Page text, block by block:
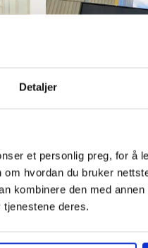
Detaljer
et personlig preg, for å
hvordan du bruker
kombinere den med
deres.
Overtid
Norge